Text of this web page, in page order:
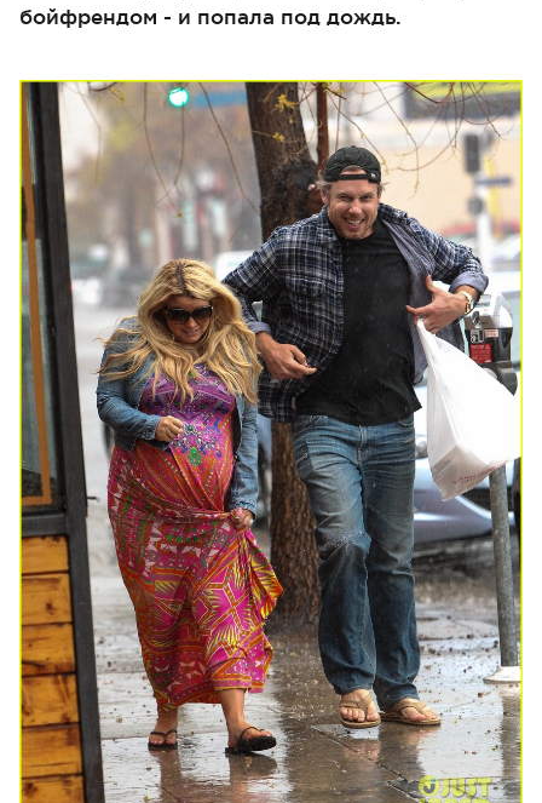
бойфрендом - и попала под дождь.